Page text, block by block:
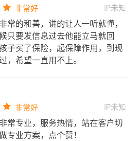
非常好 IP未知
常的和善，讲的让人一听就懂，
只要发信息过去他能立马就回
子买了保险，起保障作用，到现
，希望一直用不上。
非常好 IP未知
常专业，服务热情，站在客户切
专业方案，点个赞！